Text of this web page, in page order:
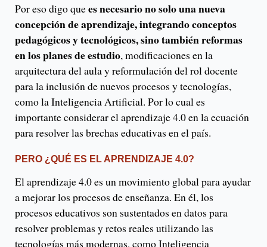
Por eso digo quees necesario no solo una nueva
concepción de aprendizaje, integrando conceptos
pedagógicos y tecnológicos, sino también reformas
en los planes de estudio, modificaciones en la
arquitectura del aula y reformulación del rol docente
para la inclusión de nuevos procesos y tecnologías,
como la Inteligencia Artificial. Por lo cual es
importante considerar el aprendizaje 4.0 en la ecuación
para resolver las brechas educativas en el país.
PERO ¿QUÉ ES EL APRENDIZAJE 4.0?
El aprendizaje 4.0 es un movimiento global para ayudar
a mejorar los procesos de enseñanza. En él, los
procesos educativos son sustentados en datos para
resolver problemas y retos reales utilizando las
tecnologías más modernas, como Inteligencia